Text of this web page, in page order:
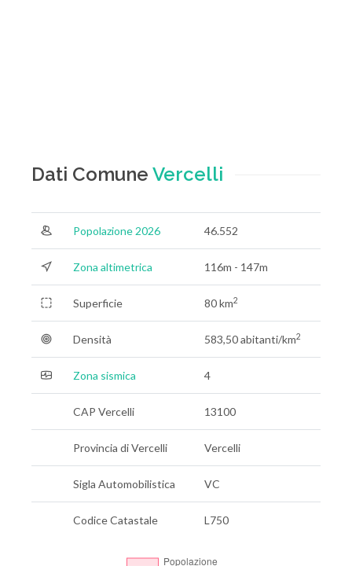
Dati Comune Vercelli
Popolazione 2026 46.552
Zona altimetrica 116m - 147m
Superficie 80 km2
Densità 583,50 abitanti/km2
Zona sismica 4
CAP Vercelli 13100
Provincia di Vercelli Vercelli
Sigla Automobilistica VC
Codice Catastale L750